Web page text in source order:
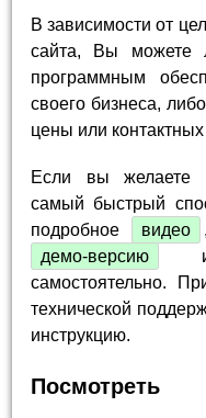
В зависимости от
сайта, Вы можете
программным
своего бизнеса,
цены или
Если вы желаете
самый быстрый
подробное
видео
демо-версию
и
самостоятельно.
технической
инструкцию.
Посмотреть